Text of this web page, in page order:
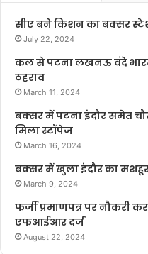
सीए बने किशन का बक्सर
July 22, 2024
कल से पटना लखनऊ वंदे
ठहराव
March 11, 2024
बक्सर में पटना इंदौर समेत
मिला स्टॉपेज
March 16, 2024
बक्सर में खुला इंदौर का
March 9, 2024
फर्जी प्रमाणपत्र पर नौकरी
एफआईआर दर्ज
August 22, 2024